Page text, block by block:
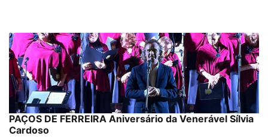
PAÇOS DE FERREIRA Aniversário da Venerável Sílvia
Cardoso